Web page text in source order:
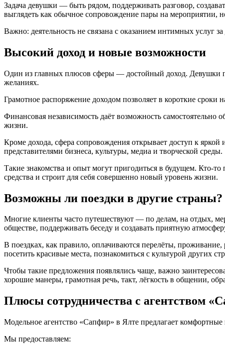
Задача девушки — быть рядом, поддерживать разговор,
выглядеть как обычное сопровождение пары на мероприятии,
Важно: деятельность не связана с оказанием интимных услуг
Высокий доход и новые возможности
Один из главных плюсов сферы — достойный доход. Девушки
желаниях.
Грамотное распоряжение доходом позволяет в короткие
Финансовая независимость даёт возможность самостоятельно
жизни.
Кроме дохода, сфера сопровождения открывает доступ к
представителями бизнеса, культуры, медиа и творческой среды.
Такие знакомства и опыт могут пригодиться в будущем. Кто-то
средства и строит для себя совершенно новый уровень жизни.
Возможны ли поездки в другие страны?
Многие клиенты часто путешествуют — по делам, на отдых,
обществе, поддерживать беседу и создавать приятную
В поездках, как правило, оплачиваются перелёты,
посетить красивые места, познакомиться с культурой других
Чтобы такие предложения появлялись чаще, важно
хорошие манеры, грамотная речь, такт, лёгкость в общении,
Плюсы сотрудничества с агентством
Модельное агентство «Сапфир» в Ялте предлагает комфортные
Мы предоставляем: